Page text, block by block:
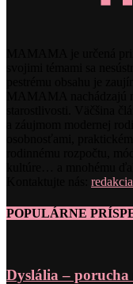
POPULÁRNE
Dyslália –